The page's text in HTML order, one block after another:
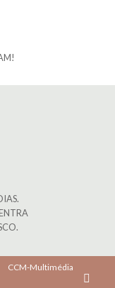
CCM-Multimédia